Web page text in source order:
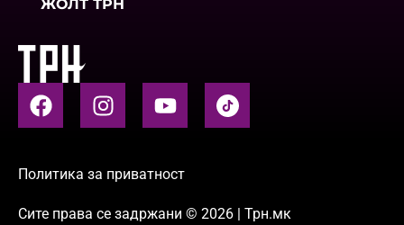
ЖОЛТ ТРН
Политика за приватност
Сите права се задржани © 2026 | Трн.мк